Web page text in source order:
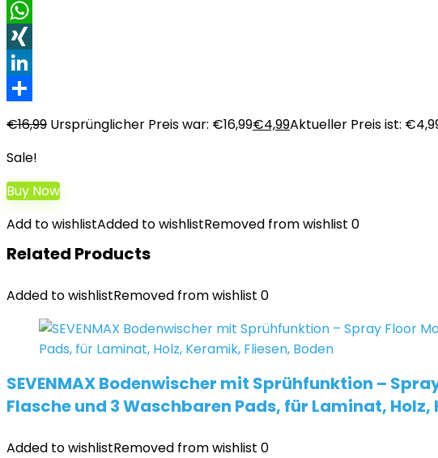
Facebook
WhatsApp
XING
LinkedIn
€16,99 Ursprünglicher Preis war: €16,99€4,99Aktueller Preis ist:
Sale!
Buy Now
Add to wishlistAdded to wishlistRemoved from wishlist 0
Related Products
Added to wishlistRemoved from wishlist 0
SEVENMAX Bodenwischer mit Sprühfunktion –
Flasche und 3 Waschbaren Pads, für Laminat, Holz,
Added to wishlistRemoved from wishlist 0